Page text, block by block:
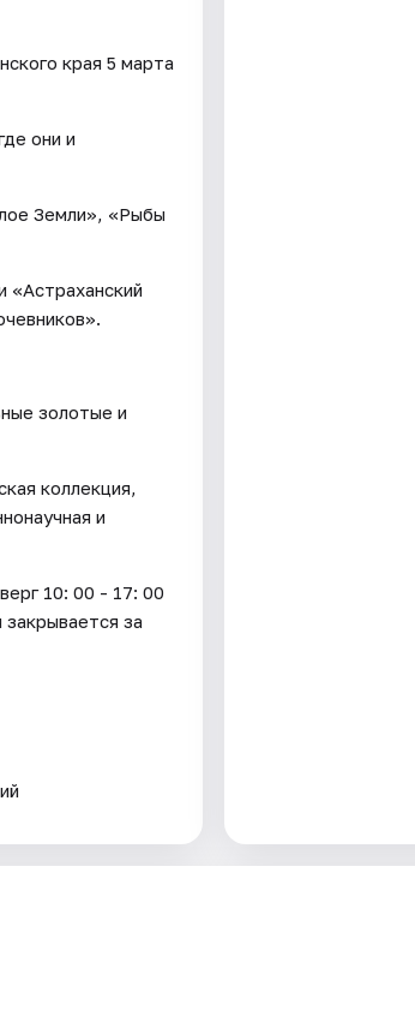
края 5 марта
они и
Земли», «Рыбы
«Астраханский
золотые и
коллекция,
и
10: 00 - 17: 00
за